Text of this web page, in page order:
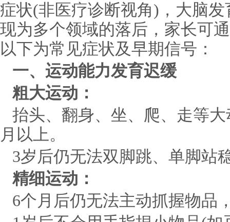
症状(非医疗诊断视角)，大脑
现为多个领域的落后，家长可
以下为常见症状及早期信号：
一、运动能力发育迟缓
粗大运动：
抬头、翻身、坐、爬、走等
月以上。
3岁后仍无法双脚跳、单脚站
精细运动：
6个月后仍无法主动抓握物品